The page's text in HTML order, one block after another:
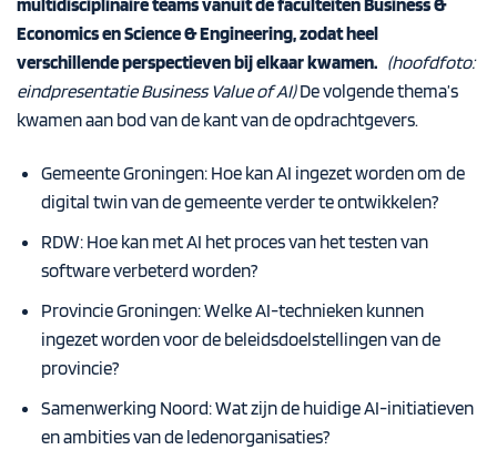
multidisciplinaire teamsvanuit defaculteiten Business &
EconomicsenScience& Engineering, zodatheel
verschillende perspectieven bij elkaar kwamen. (hoofdfoto:
eindpresentatie Business Value of AI) De volgende thema’s
kwamen aan bod van de kant van de opdrachtgevers.
Gemeente Groningen: Hoe kan AI ingezet worden om de
digital twin van de gemeente verder te ontwikkelen?
RDW: Hoe kan met AI het proces van het testen van
software verbeterd worden?
Provincie Groningen: Welke AI-technieken kunnen
ingezet worden voor de beleidsdoelstellingen van de
provincie?
Samenwerking Noord: Wat zijn de huidige AI-initiatieven
en ambities van de ledenorganisaties?